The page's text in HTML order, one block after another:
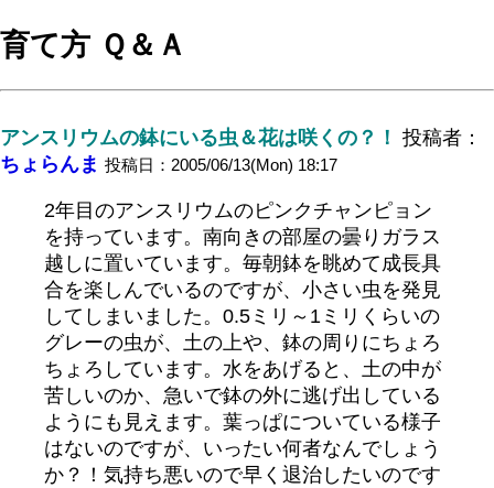
育て方 Ｑ＆Ａ
アンスリウムの鉢にいる虫＆花は咲くの？！ 投稿者：
ちょらんま 投稿日：2005/06/13(Mon) 18:17
2年目のアンスリウムのピンクチャンピョン
を持っています。南向きの部屋の曇りガラス
越しに置いています。毎朝鉢を眺めて成長具
合を楽しんでいるのですが、小さい虫を発見
してしまいました。0.5ミリ～1ミリくらいの
グレーの虫が、土の上や、鉢の周りにちょろ
ちょろしています。水をあげると、土の中が
苦しいのか、急いで鉢の外に逃げ出している
ようにも見えます。葉っぱについている様子
はないのですが、いったい何者なんでしょう
か？！気持ち悪いので早く退治したいのです